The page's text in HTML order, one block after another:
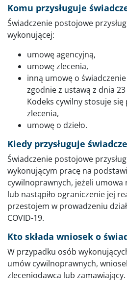
Komu przysługuje
Świadczenie postojowe
wykonującej:
umowę agencyjną,
umowę zlecenia,
inną umowę o
zgodnie z ustawą z dnia
Kodeks cywilny stosuje
zlecenia,
umowę o dzieło.
Kiedy przysługuje
Świadczenie postojowe
wykonującym pracę na
cywilnoprawnych, jeżeli umowa
lub nastąpiło ograniczenie jej
przestojem w prowadzeniu
COVID-19.
Kto składa wniosek o
W przypadku osób
umów cywilnoprawnych,
zleceniodawca lub zamawiający.